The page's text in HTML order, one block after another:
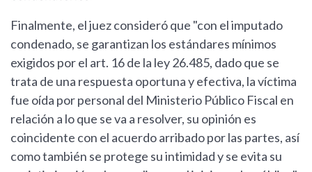
Finalmente, el juez consideró que "con el imputado
condenado, se garantizan los estándares mínimos
exigidos por el art. 16 de la ley 26.485, dado que se
trata de una respuesta oportuna y efectiva, la víctima
fue oída por personal del Ministerio Público Fiscal en
relación a lo que se va a resolver, su opinión es
coincidente con el acuerdo arribado por las partes, así
como también se protege su intimidad y se evita su